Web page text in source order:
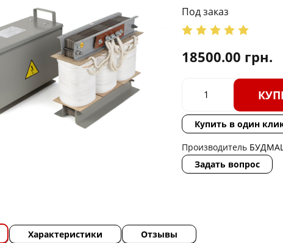
Под заказ
18500.00 грн.
Купить в один
Производитель
Задать вопрос
Характеристики Отзывы